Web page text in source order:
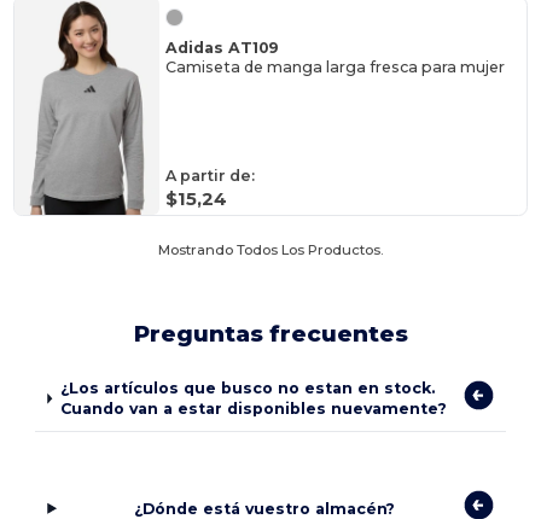
Adidas AT109
Camiseta de manga larga fresca para mujer
A partir de:
$15,24
Mostrando Todos Los Productos.
Preguntas frecuentes
¿Los artículos que busco no estan en stock.
Cuando van a estar disponibles nuevamente?
¿Dónde está vuestro almacén?